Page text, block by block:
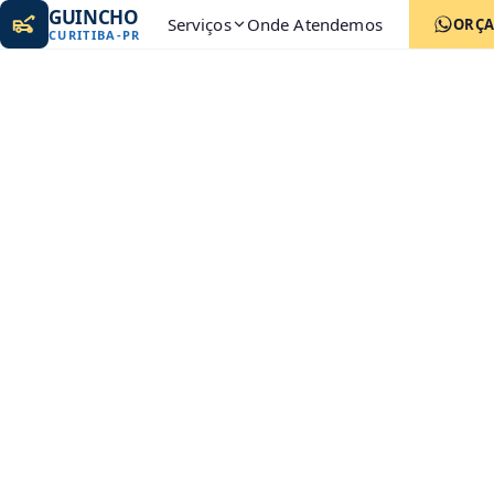
GUINCHO
CURITIBA-PR Serviços Onde Atendemos